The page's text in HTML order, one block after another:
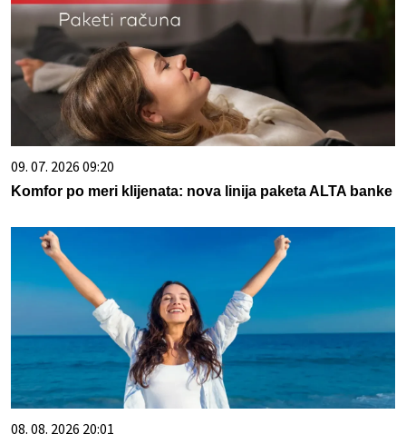
09. 07. 2026 09:20
Komfor po meri klijenata: nova linija paketa ALTA banke
08. 08. 2026 20:01